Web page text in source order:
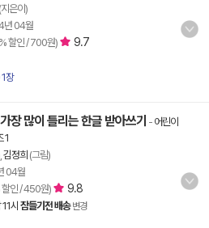
은이)
년 04월
할인 / 700원)
9.7
장
장 많이 틀리는 한글 받아쓰기 - 어린이
1
김정희 (그림)
04월
할인 / 450원) 9.8
11시 잠들기전 배송 변경